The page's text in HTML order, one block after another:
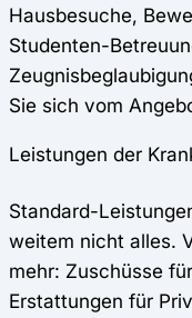
Hausbesuche,
Studenten-
Sie sich vom
Leistungen der
Standard-
weitem nicht alles.
mehr: Zuschüsse
Erstattungen für